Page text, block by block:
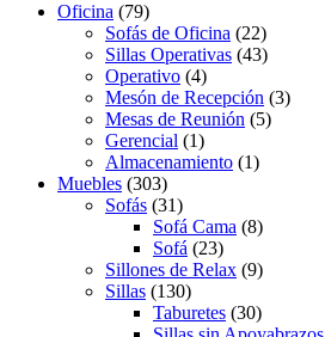
Oficina (79)
Sofás de Oficina (22)
Sillas Operativas (43)
Operativo (4)
Mesón de Recepción (3)
Mesas de Reunión (5)
Gerencial (1)
Almacenamiento (1)
Muebles (303)
Sofás (31)
Sofá Cama (8)
Sofá (23)
Sillones de Relax (9)
Sillas (130)
Taburetes (30)